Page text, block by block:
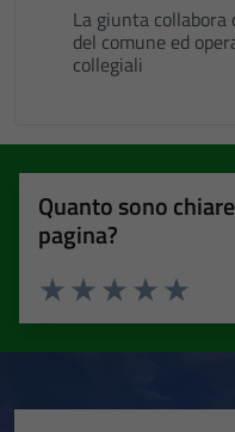
La giunta collabora
del comune ed
collegiali
Quanto sono
pagina?
Valuta 5
Valuta 4
Valuta 3 stelle
Valuta 2 stelle su 5
Valuta 1 stelle su 5